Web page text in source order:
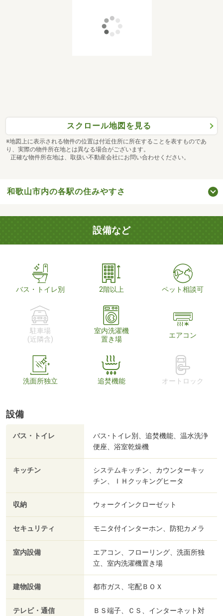
スクロール地図を見る
※地図上に表示される物件の位置は付近住所に所在することを表すものであ
り、実際の物件所在地とは異なる場合がございます。
正確な物件所在地は、取扱い不動産会社にお問い合わせください。
和歌山市内の各駅の住みやすさ
設備など
バス・トイレ別 2階以上 ペット相談可
駐車場
(近隣含)
室内洗濯機
置き場
エアコン
洗面所独立 追焚機能 オートロック
設備
バス・トイレ
バス･トイレ別、追焚機能、温水洗浄
便座、浴室乾燥機
キッチン
システムキッチン、カウンターキッ
チン、ＩＨクッキングヒータ
収納 ウォークインクローゼット
セキュリティ モニタ付インターホン、防犯カメラ
室内設備
エアコン、フローリング、洗面所独
立、室内洗濯機置き場
建物設備 都市ガス、宅配ＢＯＸ
テレビ・通信
ＢＳ端子、ＣＳ、インターネット対